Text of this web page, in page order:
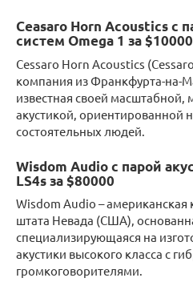
Ceasaro Horn Acoustics с
систем Omega 1 за
Cessaro Horn Acoustics
компания из Франкфурта-на-
известная своей
акустикой, ориентированной
состоятельных людей.
Wisdom Audio с парой
LS4s за $80000
Wisdom Audio – американская
штата Невада (США),
специализирующаяся на
акустики высокого класса с
громкоговорителями.